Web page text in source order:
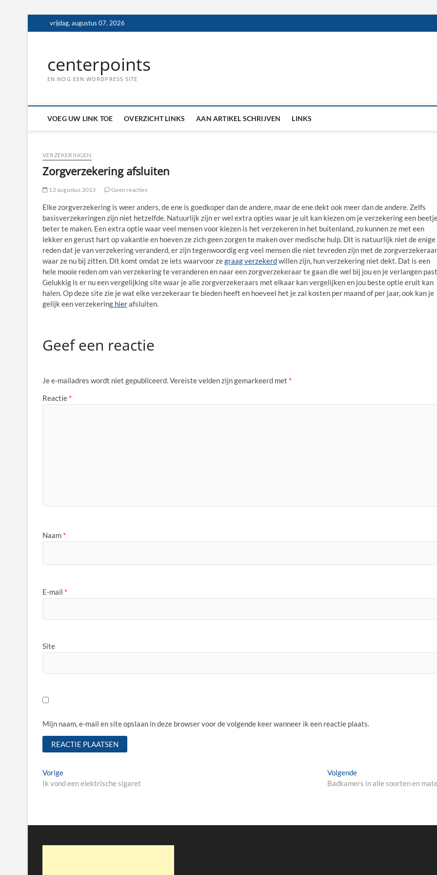
naar
vrijdag, augustus 07, 2026
centerpoints
EN NOG EEN WORDPRESS SITE
VOEG UW LINK TOE OVERZICHT LINKS AAN ARTIKEL SCHRIJVEN LINKS
VERZEKERINGEN
Zorgverzekering afsluiten
12 augustus 2013 Geen reacties
Elke zorgverzekering is weer anders, de ene is goedkoper dan de andere, maar de ene dekt ook meer dan de andere. Zelfs
basisverzekeringen zijn niet hetzelfde. Natuurlijk zijn er wel extra opties waar je uit kan kiezen om je verzekering een
beter te maken. Een extra optie waar veel mensen voor kiezen is het verzekeren in het buitenland, zo kunnen ze met een
lekker en gerust hart op vakantie en hoeven ze zich geen zorgen te maken over medische hulp. Dit is natuurlijk niet de enige
reden dat je van verzekering veranderd, er zijn tegenwoordig erg veel mensen die niet tevreden zijn met de zorgverzekeraar
waar ze nu bij zitten. Dit komt omdat ze iets waarvoor zegraag verzekerdwillen zijn, hun verzekering niet dekt. Dat is een
hele mooie reden om van verzekering te veranderen en naar een zorgverzekeraar te gaan die wel bij jou en je verlangen
Gelukkig is er nu een vergelijking site waar je alle zorgverzekeraars met elkaar kan vergelijken en jou beste optie eruit kan
halen. Op deze site zie je wat elke verzekeraar te bieden heeft en hoeveel het je zal kosten per maand of per jaar, ook kan je
gelijk een verzekering hierafsluiten.
Geef een reactie
Je e-mailadres wordt niet gepubliceerd.Vereiste velden zijn gemarkeerd met *
Reactie *
Naam *
E-mail *
Site
Mijn naam, e-mail en site opslaan in deze browser voor de volgende keer wanneer ik een reactie plaats.
Bericht
navigatie
VorigeVorige
bericht:
Ik vond een elektrische sigaret
VolgendeVolgende
bericht:
Badkamers in alle soorten en